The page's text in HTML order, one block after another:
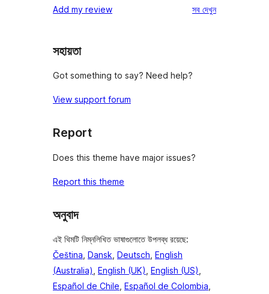
Add my review সবরিভিউ
দেখুন
সহায়তা
Got something to say? Need help?
View support forum
Report
Does this theme have major issues?
Report this theme
অনুবাদ
এই থিমটি নিম্নলিখিত ভাষাগুলোতে উপলব্ধ রয়েছে:
Čeština, Dansk, Deutsch, English
(Australia), English (UK), English (US),
Español de Chile, Español de Colombia,